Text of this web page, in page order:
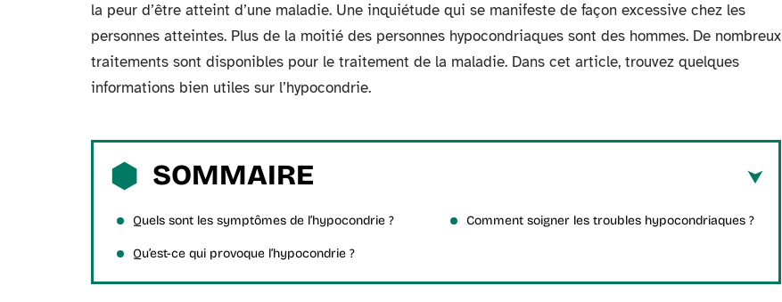
la peur d’être atteint d’une maladie. Une inquiétude qui se manifeste de façon excessive chez les
personnes atteintes. Plus de la moitié des personnes hypocondriaques sont des hommes. De nombreux
traitements sont disponibles pour le traitement de la maladie. Dans cet article, trouvez quelques
informations bien utiles sur l’hypocondrie.
SOMMAIRE
Quels sont les symptômes de l’hypocondrie ?
Qu’est-ce qui provoque l’hypocondrie ?
Comment soigner les troubles hypocondriaques ?